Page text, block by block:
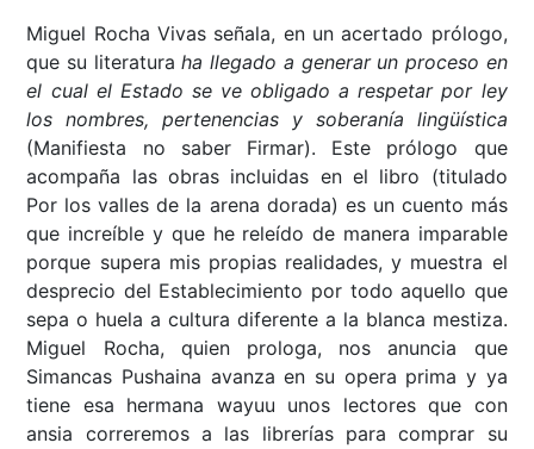
Miguel Rocha Vivas señala, en un acertado prólogo,
que su literaturaha llegado a generar un proceso en
el cual el Estado se ve obligado a respetar por ley
los nombres, pertenencias y soberanía lingüística
(Manifiesta no saber Firmar). Este prólogo que
acompaña las obras incluidas en el libro (titulado
Por los valles de la arena dorada) es un cuento más
que increíble y que he releído de manera imparable
porque supera mis propias realidades, y muestra el
desprecio del Establecimiento por todo aquello que
sepa o huela a cultura diferente a la blanca mestiza.
Miguel Rocha, quien prologa, nos anuncia que
Simancas Pushaina avanza en su opera prima y ya
tiene esa hermana wayuu unos lectores que con
ansia correremos a las librerías para comprar su